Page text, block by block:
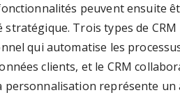
peuvent ensuite
Trois types de
qui automatise les
clients, et le CRM
personnalisation représente un